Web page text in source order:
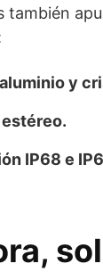
también
y
IP68 e